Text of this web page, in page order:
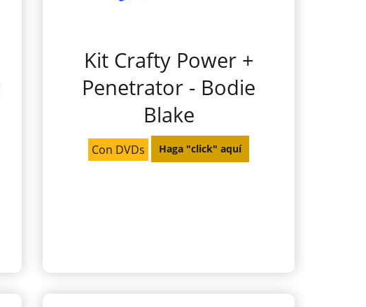
Kit Crafty Power +
Penetrator - Bodie
Blake
Con DVDs Haga "click" aquí